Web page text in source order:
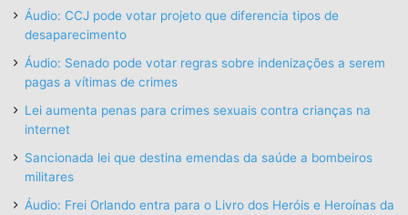
Áudio: CCJ pode votar projeto que diferencia tipos de
desaparecimento
Áudio: Senado pode votar regras sobre indenizações a serem
pagas a vítimas de crimes
Lei aumenta penas para crimes sexuais contra crianças na
internet
Sancionada lei que destina emendas da saúde a bombeiros
militares
Áudio: Frei Orlando entra para o Livro dos Heróis e Heroínas da